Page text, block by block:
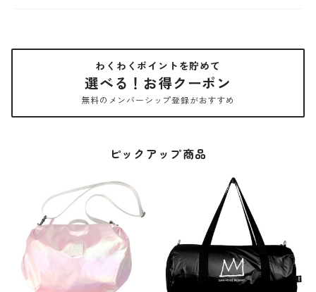
わくわくポイントを貯めて
選べる！お得クーポン
無料のメンバーシップ登録がおすすめ
ピックアップ商品